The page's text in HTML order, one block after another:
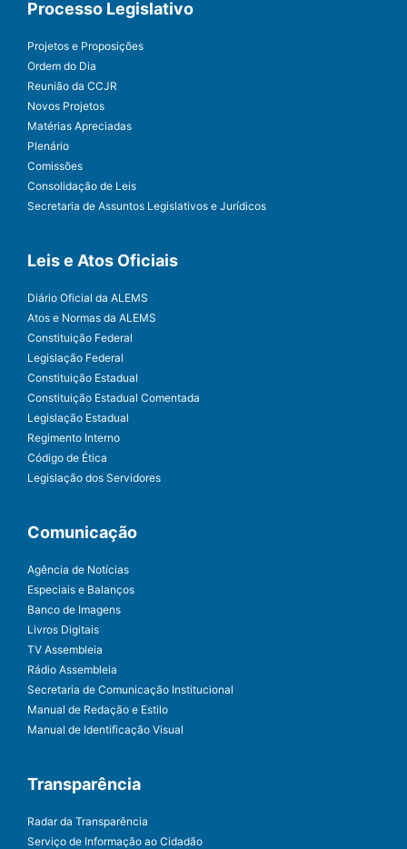
Processo Legislativo
Projetos e Proposições
Ordem do Dia
Reunião da CCJR
Novos Projetos
Matérias Apreciadas
Plenário
Comissões
Consolidação de Leis
Secretaria de Assuntos Legislativos e Jurídicos
Leis e Atos Oficiais
Diário Oficial da ALEMS
Atos e Normas da ALEMS
Constituição Federal
Legislação Federal
Constituição Estadual
Constituição Estadual Comentada
Legislação Estadual
Regimento Interno
Código de Ética
Legislação dos Servidores
Comunicação
Agência de Notícias
Especiais e Balanços
Banco de Imagens
Livros Digitais
TV Assembleia
Rádio Assembleia
Secretaria de Comunicação Institucional
Manual de Redação e Estilo
Manual de Identificação Visual
Transparência
Radar da Transparência
Serviço de Informação ao Cidadão